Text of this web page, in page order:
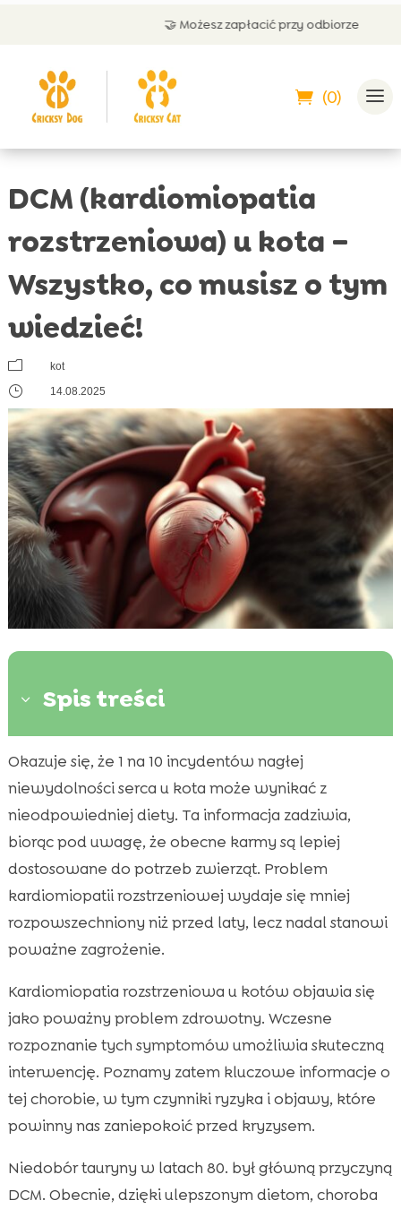
🤝 Możesz zapłacić przy odbiorze
(0)
DCM (kardiomiopatia
rozstrzeniowa) u kota –
Wszystko, co musisz o tym
wiedzieć!
m kot
} 14.08.2025
3 Spis treści
 Co to jest kardiomiopatia rozstrzeniowa u
kota i dlaczego jest groźna
 DCM (kardiomiopatia rozstrzeniowa) u kota
 Najczęstsze przyczyny i czzniki ryzyka DCM u
kotów
 Wczesne objawy DCM, które powinniśmy
rozpoznać
Diagnostyka: jak weterynarz potwierdza DCM

Leczenie farmakologiczne i wsparcie w ostrej
niewydolności serca
 Opieka długoterminowa nad kotem z DCM w
domu
 Żywienie wspierające serce: tauryna, kwasy
omega-3 i elektrolity
wsparcie profilaktyczne

Bilans mokrej diety: Bill – hipoalergiczna
Okazuje się, że 1 na 10 incydentów nagłej
niewydolności serca u kota może wynikać z
nieodpowiedniej diety. Ta informacja zadziwia,
biorąc pod uwagę, że obecne karmy są lepiej
dostosowane do potrzeb zwierząt. Problem
kardiomiopatii rozstrzeniowej wydaje się mniej
rozpowszechniony niż przed laty, lecz nadal stanowi
poważne zagrożenie.
Kardiomiopatia rozstrzeniowa u kotów objawia się
jako poważny problem zdrowotny. Wczesne
rozpoznanie tych symptomów umożliwia skuteczną
interwencję. Poznamy zatem kluczowe informacje o
tej chorobie, w tym czynniki ryzyka i objawy, które
powinny nas zaniepokoić przed kryzysem.
Niedobór tauryny w latach 80. był główną przyczyną
DCM. Obecnie, dzięki ulepszonym dietom, choroba